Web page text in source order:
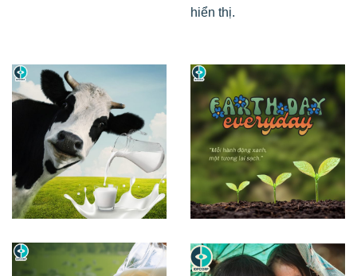
hiển thị.